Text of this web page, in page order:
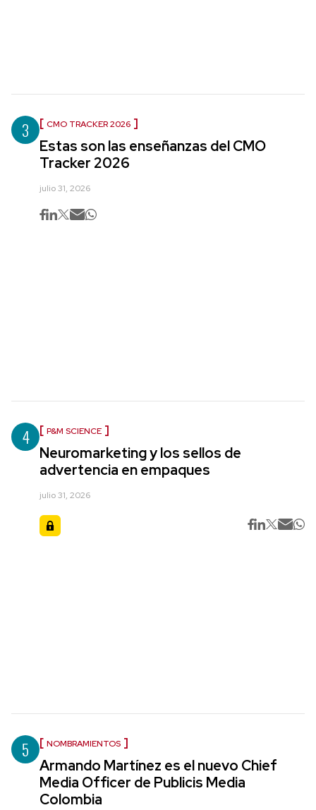
3 CMO TRACKER 2026
Estas son las enseñanzas del CMO
Tracker 2026
julio 31, 2026
4 P&M SCIENCE
Neuromarketing y los sellos de
advertencia en empaques
julio 31, 2026
5 NOMBRAMIENTOS
Armando Martínez es el nuevo Chief
Media Officer de Publicis Media
Colombia